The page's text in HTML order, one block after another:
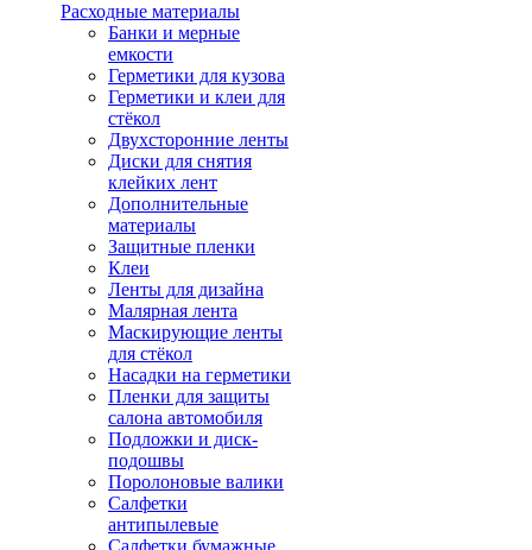
Расходные материалы
Банки и мерные
емкости
Герметики для кузова
Герметики и клеи для
стёкол
Двухсторонние ленты
Диски для снятия
клейких лент
Дополнительные
материалы
Защитные пленки
Клеи
Ленты для дизайна
Малярная лента
Маскирующие ленты
для стёкол
Насадки на герметики
Пленки для защиты
салона автомобиля
Подложки и диск-
подошвы
Поролоновые валики
Салфетки
антипылевые
Салфетки бумажные